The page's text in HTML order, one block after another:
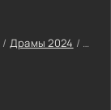
/ Драмы 2024 /